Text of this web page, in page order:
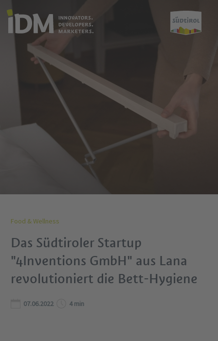
Food & Wellness
Das Südtiroler Startup
"4Inventions GmbH" aus Lana
revolutioniert die Bett-Hygiene
07.06.2022 4 min